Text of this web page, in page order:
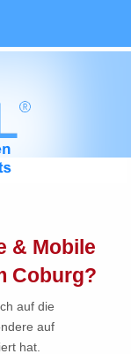
& Mobile
Coburg?
auf die
auf
hat.